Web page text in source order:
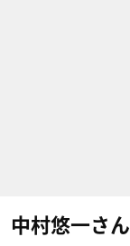
中村悠一さ